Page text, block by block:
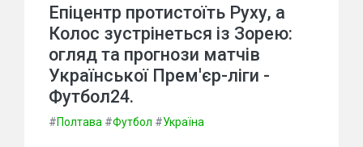
Епіцентр протистоїть Руху, а
Колос зустрінеться із Зорею:
огляд та прогнози матчів
Української Прем'єр-ліги -
Футбол24.
#Полтава #Футбол #Україна